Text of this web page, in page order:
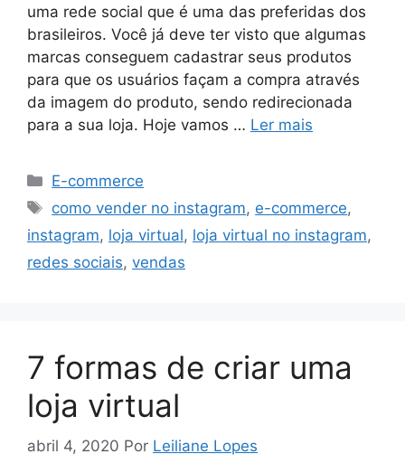
uma rede social que é uma das preferidas dos
brasileiros. Você já deve ter visto que algumas
marcas conseguem cadastrar seus produtos
para que os usuários façam a compra através
da imagem do produto, sendo redirecionada
para a sua loja. Hoje vamos … Ler mais
Categorias
E-commerce
Tags
como vender no instagram, e-commerce,
instagram, loja virtual, loja virtual no instagram,
redes sociais, vendas
7 formas de criar uma
loja virtual
abril 4, 2020 Por Leiliane Lopes